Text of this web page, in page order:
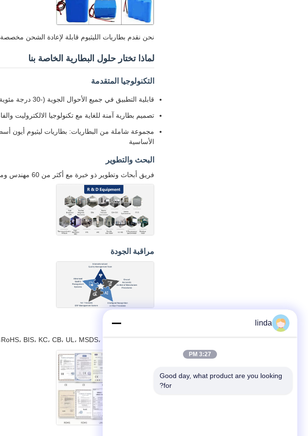
نحن نقدم بطاريات الليثيوم قابلة لإعادة الشحن مخصصة
لماذا تختار حلول البطارية الخاصة بنا
التكنولوجيا المتقدمة
قابلية التطبيق في جميع الأحوال الجوية (-30 درجة مئوية إلى 60 درجة مئوية)
تصميم بطارية آمنة للغاية مع تكنولوجيا الالكتروليت
الأساسية
البحث والتطوير
فريق أبحاث وتطوير ذو خبرة مع أكثر من 60 مهندس ومعدات متقدمة لدعم متطلبات OEM و ODM.
مراقبة الجودة
الموافقة، RoHS، BIS، KC، CB، UL، MSDS، UN38.3، معتمدة IEC61233
linda
3:27 PM
Good day, what product are you looking
for?